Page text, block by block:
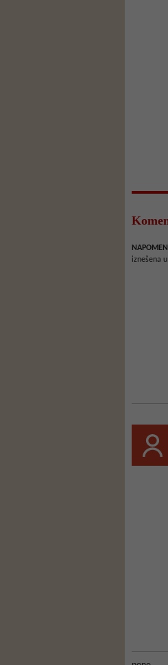
iznešena